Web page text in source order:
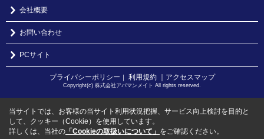
会社概要
お問い合わせ
PCサイト
プライバシーポリシー ｜ 利用規約 ｜アクセスマップ
Copyright(c) 株式会社アパマンメイト All rights reserved.
当サイトでは、お客様の当サイト利用状況把握、サービス向上検討を目的と
して、クッキー（Cookie）を使用しています。
詳しくは、当社の 「Cookieの取扱いについて」 をご確認ください。